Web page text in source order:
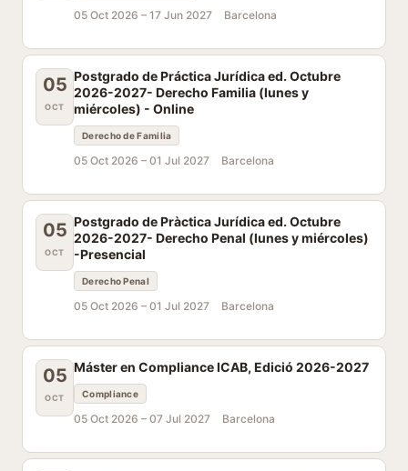
05 Oct 2026 – 17 Jun 2027 Barcelona
05
OCT
Postgrado de Práctica Jurídica ed. Octubre
2026-2027- Derecho Familia (lunes y
miércoles) - Online
Derecho de Familia
05 Oct 2026 – 01 Jul 2027 Barcelona
05
OCT
Postgrado de Pràctica Jurídica ed. Octubre
2026-2027- Derecho Penal (lunes y miércoles)
-Presencial
Derecho Penal
05 Oct 2026 – 01 Jul 2027 Barcelona
05
OCT
Máster en Compliance ICAB, Edició 2026-2027
Compliance
05 Oct 2026 – 07 Jul 2027 Barcelona